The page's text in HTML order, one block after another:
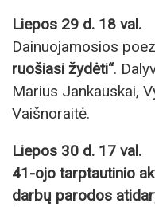
Liepos 29 d. 18 val.
Dainuojamosios
ruošiasi žydėti“.
Marius Jankauskai,
Vaišnoraitė.
Liepos 30 d. 17 val.
41-ojo tarptautinio
darbų parodos